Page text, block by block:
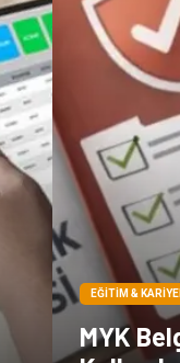
EĞITIM &
MYK